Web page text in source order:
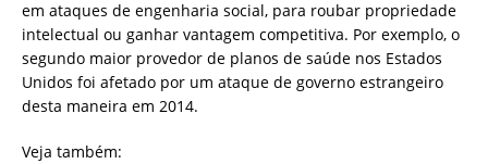
em ataques de engenharia social, para roubar propriedade
intelectual ou ganhar vantagem competitiva. Por exemplo, o
segundo maior provedor de planos de saúde nos Estados
Unidos foi afetado por um ataque de governo estrangeiro
desta maneira em 2014.
Veja também: